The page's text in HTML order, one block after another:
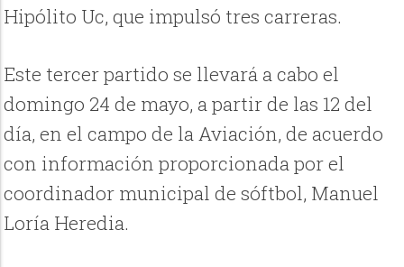
Hipólito Uc, que impulsó tres carreras.
Este tercer partido se llevará a cabo el
domingo 24 de mayo, a partir de las 12 del
día, en el campo de la Aviación, de acuerdo
con información proporcionada por el
coordinador municipal de sóftbol, Manuel
Loría Heredia.